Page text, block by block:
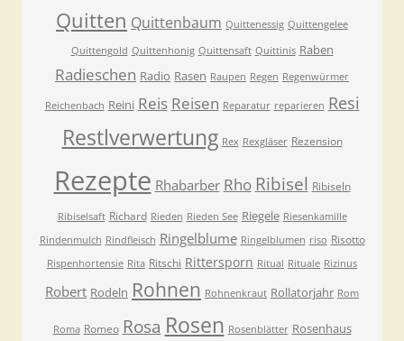
Quitten Quittenbaum Quittenessig Quittengelee
Quittengold Quittenhonig Quittensaft Quittinis Raben
Radieschen Radio Rasen Raupen Regen Regenwürmer
Reichenbach Reini Reis Reisen Reparatur reparieren Resi
Restlverwertung Rex Rexgläser Rezension
Rezepte Rhabarber Rho Ribisel Ribiseln
Ribiselsaft Richard Rieden Rieden See Riegele Riesenkamille
Rindenmulch Rindfleisch Ringelblume Ringelblumen riso Risotto
Rispenhortensie Rita Ritschi Rittersporn Ritual Rituale Rizinus
Robert Rodeln Rohnen Rohnenkraut Rollatorjahr Rom
Roma Romeo Rosa Rosen Rosenblätter Rosenhaus